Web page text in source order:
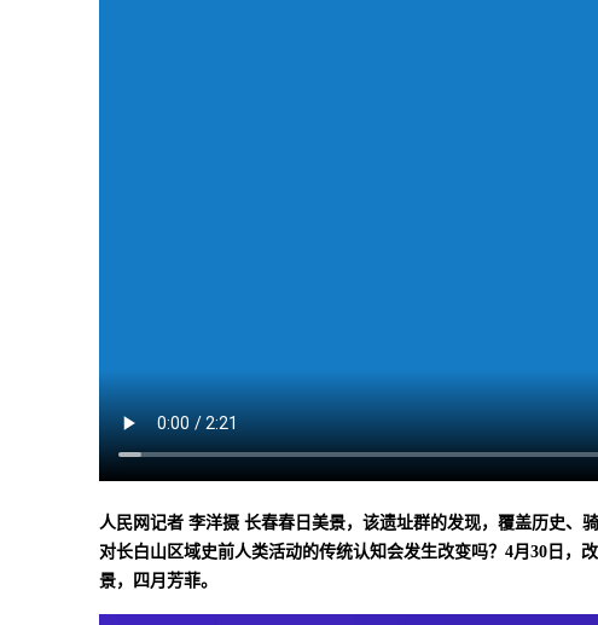
人民网记者 李洋摄 长春春日美景，该遗址群的发现，覆盖历史、
对长白山区域史前人类活动的传统认知会发生改变吗？4月30日
景，四月芳菲。